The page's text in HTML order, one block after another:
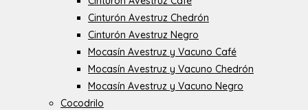
Cinturón Avestruz Chedrón
Cinturón Avestruz Negro
Mocasín Avestruz y Vacuno Café
Mocasín Avestruz y Vacuno Chedrón
Mocasín Avestruz y Vacuno Negro
Cocodrilo